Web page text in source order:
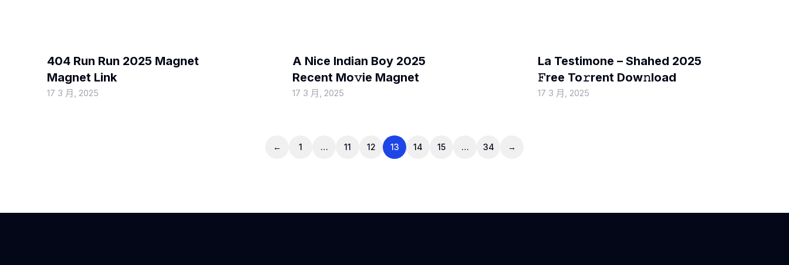
404 Run Run 2025 Magnet
Magnet Link
17 3 月, 2025
A Nice Indian Boy 2025
Recent Mo𝚟ie Magnet
17 3 月, 2025
La Testimone – Shahed 2025
𝙵ree To𝚛rent Dow𝚗load
17 3 月, 2025
← 1 … 11 12 13 14 15 … 34 →